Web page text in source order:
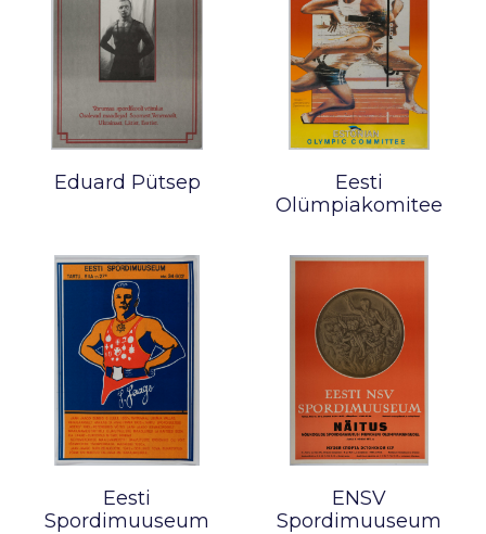
Eduard Pütsep
Eesti
Olümpiakomitee
Eesti
Spordimuuseum
ENSV
Spordimuuseum